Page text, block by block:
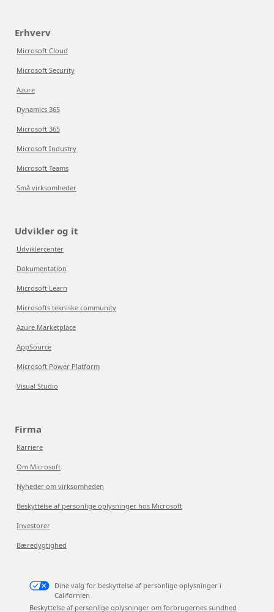
Erhverv
Microsoft Cloud
Microsoft Security
Azure
Dynamics 365
Microsoft 365
Microsoft Industry
Microsoft Teams
Små virksomheder
Udvikler og it
Udviklercenter
Dokumentation
Microsoft Learn
Microsofts tekniske community
Azure Marketplace
AppSource
Microsoft Power Platform
Visual Studio
Firma
Karriere
Om Microsoft
Nyheder om virksomheden
Beskyttelse af personlige oplysninger hos Microsoft
Investorer
Bæredygtighed
Dine valg for beskyttelse af personlige oplysninger i
Californien
Beskyttelse af personlige oplysninger om forbrugernes sundhed